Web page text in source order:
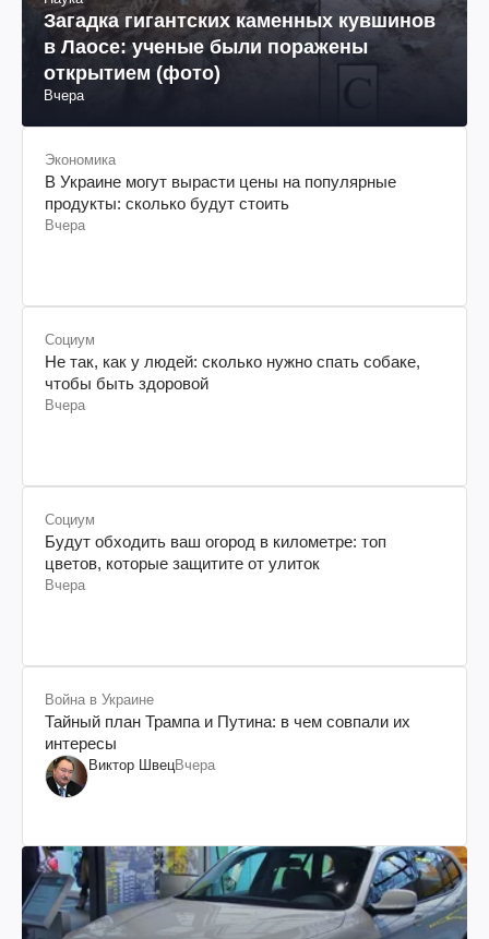
Загадка гигантских каменных кувшинов
в Лаосе: ученые были поражены
открытием (фото)
Вчера
Экономика
В Украине могут вырасти цены на популярные
продукты: сколько будут стоить
Вчера
Социум
Не так, как у людей: сколько нужно спать собаке,
чтобы быть здоровой
Вчера
Социум
Будут обходить ваш огород в километре: топ
цветов, которые защитите от улиток
Вчера
Война в Украине
Тайный план Трампа и Путина: в чем совпали их
интересы
Виктор ШвецВчера